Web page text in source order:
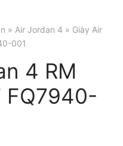
» Air Jordan 4 » Giày Air
001
4 RM
FQ7940-